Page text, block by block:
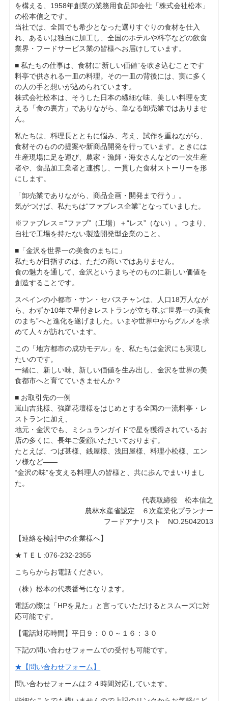
を構える、1958年創業の業務用食品卸会社「株式会社松本」
の松本信之です。
当社では、全国でも希少となった選りすぐりの食材を仕入
れ、あるいは独自に加工し、全国のホテルや料亭などの飲食
業界・フードサービス業の皆様へお届けしています。
■ 私たちの仕事は、食材に“新しい価値”を吹き込むことです
料亭で供される一皿の料理。その一皿の背後には、実に多く
の人の手と想いが込められています。
株式会社松本は、そうした日本の繊細な味、美しい料理を支
える「食の裏方」でありながら、単なる卸売業ではありませ
ん。
私たちは、料理長とともに悩み、考え、試作を重ねながら、
食材そのものの提案や新商品開発を行っています。ときには
生産現場に足を運び、農家・漁師・海女さんなどの一次生産
者や、食品加工業者と連携し、一貫した食材ストーリーを形
にします。
「卸売業でありながら、商品企画・開発まで行う」。
気がつけば、私たちは“ファブレス企業”となっていました。
※ファブレス＝“ファブ”（工場）＋“レス”（ない）。つまり、
自社で工場を持たない製造開発型企業のこと。
■「金沢を世界一の美食のまちに」
私たちが目指すのは、ただの商いではありません。
食の魅力を通して、金沢というまちそのものに新しい価値を
創造することです。
スペインの小都市・サン・セバスチャンは、人口18万人なが
ら、わずか10年で星付きレストランが立ち並ぶ“世界一の美食
のまち”へと進化を遂げました。いまや世界中からグルメを求
めて人々が訪れています。
この「地方都市の成功モデル」を、私たちは金沢にも実現し
たいのです。
一緒に、新しい味、新しい価値を生み出し、金沢を世界の美
食都市へと育てていきませんか？
■ お取引先の一例
嵐山吉兆様、強羅花壇様をはじめとする全国の一流料亭・レ
ストランに加え、
地元・金沢でも、ミシュランガイドで星を獲得されているお
店の多くに、長年ご愛顧いただいております。
たとえば、つば甚様、銭屋様、浅田屋様、料理小松様、エン
ソ様など――
“金沢の味”を支える料理人の皆様と、共に歩んでまいりまし
た。
代表取締役 松本信之
農林水産省認定 ６次産業化プランナー
フードアナリスト NO.25042013
【連絡を検討中の企業様へ】
★ＴＥＬ:076-232-2355
こちらからお電話ください。
（株）松本の代表番号になります。
電話の際は「HPを見た」と言っていただけるとスムーズに対
応可能です。
【電話対応時間】平日９：００～１６：３０
下記の問い合わせフォームでの受付も可能です。
★【問い合わせフォーム】
問い合わせフォームは２４時間対応しています。